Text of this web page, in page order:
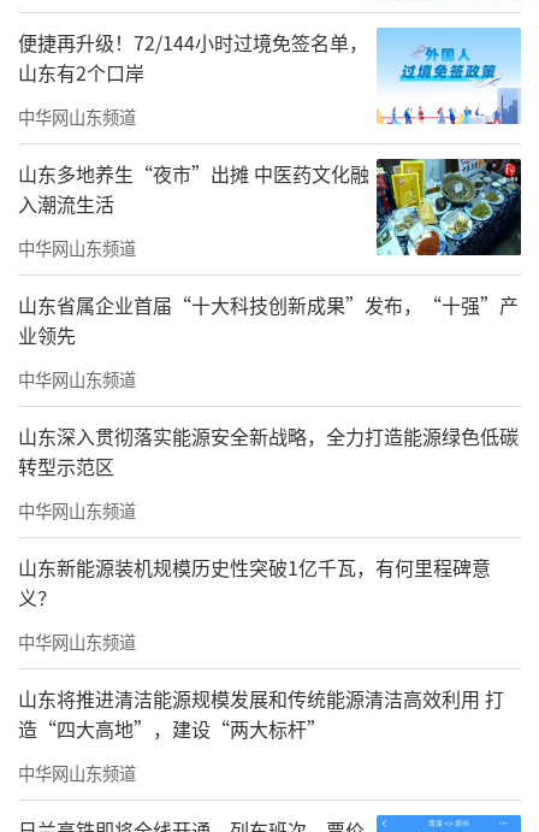
批研学旅游点，研发推出12条研学旅游线路，
为冬季研学旅游提供丰富支撑。举办全市初级
研学旅游指导师专业能力培训班，合格者获得
初级研学旅游指导师能力证书，指导师专业队
伍有利于提高冬季研学旅游质量。城际研学旅
游合作探索、与黄山建立客源置换机制等有利
于我市冬季旅游的客源招徕、宣传推广，“行
知潍坊”研学品牌日益响亮。
总之，潍坊的冬季研学旅游，是让知识在
温暖的室内与特色的户外场景中“活”起来，
让成长在动手实践与文化感悟中自然发生。欢
迎广大青少年在这个冬天，来潍坊开启一场别
开生面的成长之旅。
便捷再升级！72/144小时过境免签名单，
山东有2个口岸
中华网山东频道
山东多地养生“夜市”出摊 中医药文化融
入潮流生活
中华网山东频道
山东省属企业首届“十大科技创新成果”发布，“十强”产
业领先
中华网山东频道
山东深入贯彻落实能源安全新战略，全力打造能源绿色低碳
转型示范区
中华网山东频道
山东新能源装机规模历史性突破1亿千瓦，有何里程碑意
义？
中华网山东频道
山东将推进清洁能源规模发展和传统能源清洁高效利用 打
造“四大高地”，建设“两大标杆”
中华网山东频道